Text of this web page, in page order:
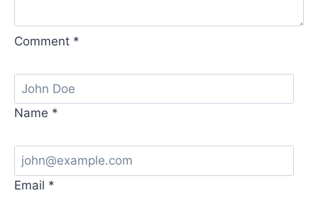
Comment *
Name *
Email *